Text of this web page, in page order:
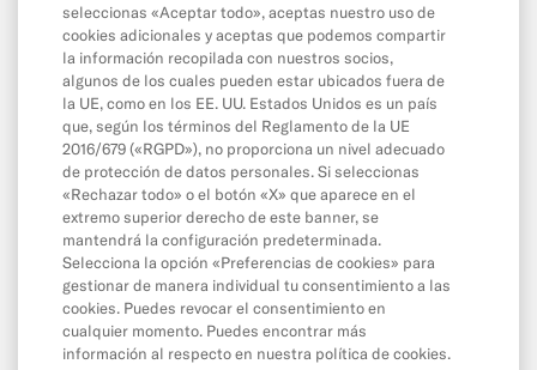
Invita a un amigo
MoneyBeam
Cuenta de Ahorro N26
N26 SIM
Descubierto y crédito
Ahorro e inversiones
Contacta con N26
¿Cómo contactar con N26?
seleccionas «Aceptar todo», aceptas nuestro uso de
cookies adicionales y aceptas que podemos compartir
la información recopilada con nuestros socios,
algunos de los cuales pueden estar ubicados fuera de
la UE, como en los EE. UU. Estados Unidos es un país
que, según los términos del Reglamento de la UE
2016/679 («RGPD»), no proporciona un nivel adecuado
de protección de datos personales. Si seleccionas
«Rechazar todo» o el botón «X» que aparece en el
extremo superior derecho de este banner, se
mantendrá la configuración predeterminada.
Selecciona la opción «Preferencias de cookies» para
gestionar de manera individual tu consentimiento a las
cookies. Puedes revocar el consentimiento en
cualquier momento. Puedes encontrar más
información al respecto en nuestra política de cookies.